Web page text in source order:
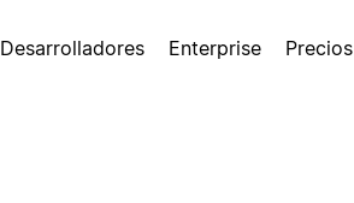
Desarrolladores Enterprise Precios